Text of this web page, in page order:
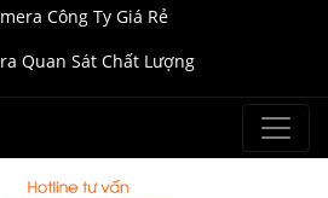
Công Ty Giá Rẻ
Quan Sát Chất Lượng